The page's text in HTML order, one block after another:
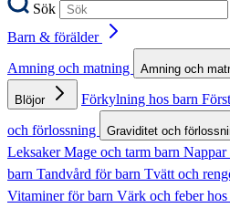
Sök
Barn & förälder
Amning och matning
Amning och
Blöjor Förkylning hos barn
och förlossning
Graviditet och
LeksakerMage och tarm barn
barn Tandvård för barn Tvätt och
Vitaminer för barn Värk och feber hos